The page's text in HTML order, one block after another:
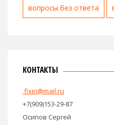
вопросы без ответа
КОНТАКТЫ
fixin@mail.ru
+7(909)153-29-87
Осипов Сергей